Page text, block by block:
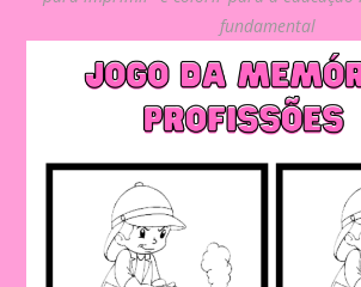
fundamental